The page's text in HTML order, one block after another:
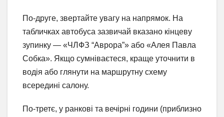
По-друге, звертайте увагу на напрямок. На
табличках автобуса зазвичай вказано кінцеву
зупинку — «ЧЛФЗ “Аврора”» або «Алея Павла
Собка». Якщо сумніваєтеся, краще уточнити в
водія або глянути на маршрутну схему
всередині салону.
По-третє, у ранкові та вечірні години (приблизно